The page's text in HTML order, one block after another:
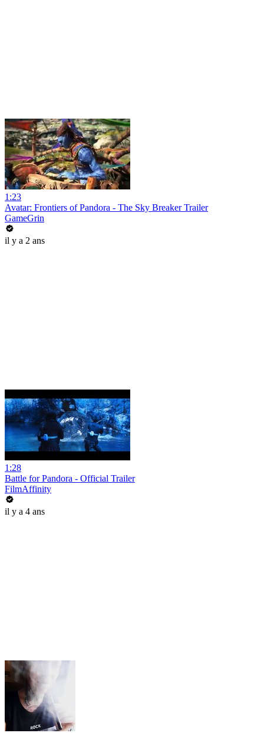
1:23
Avatar: Frontiers of Pandora - The Sky Breaker Trailer
GameGrin
il y a 2 ans
1:28
Battle for Pandora - Official Trailer
FilmAffinity
il y a 4 ans